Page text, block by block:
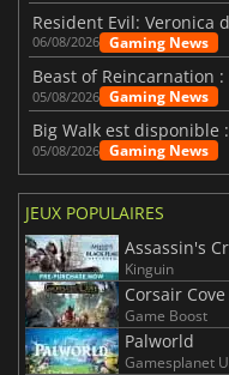
06/08/2026 Gaming News
05/08/2026 Gaming News
05/08/2026 Gaming News
JEUX POPULAIRES
Assassin's
Kinguin
Corsair Cove
Game Boost
Palworld
Gamesplanet